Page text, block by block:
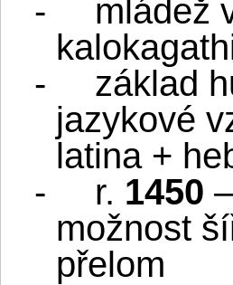
-
mládež
-
základ
jazykové
latina +
-
r. 1450
možnost
přelom